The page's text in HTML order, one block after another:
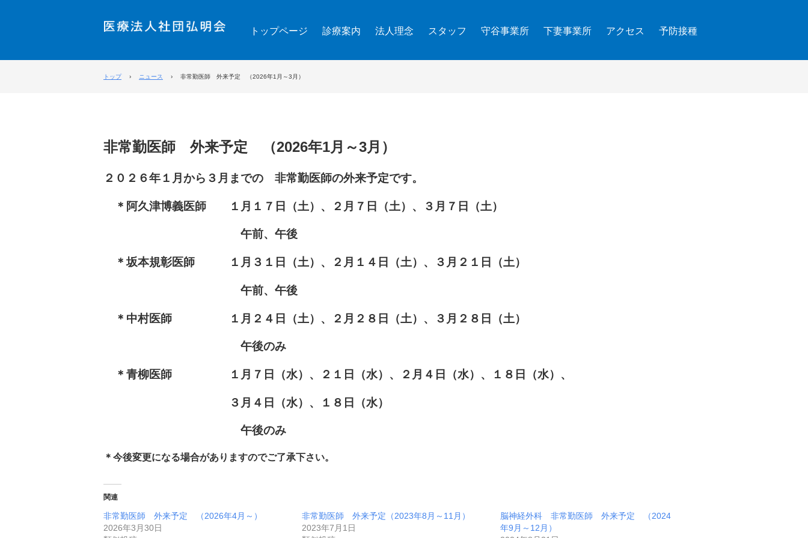
トップページ 診療案内 法人理念 スタッフ 守谷事業所 下妻事業所 アクセス 予防接種
トップ › ニュース › 非常勤医師 外来予定 （2026年1月～3月）
非常勤医師 外来予定 （2026年1月～3月）
２０２６年１ 月から３月までの 非常勤医師の外来予定です。
＊阿久津博義医師 １ 月１７日（土）、２月７日（土）、３ 月７日（土）
午前、午後
＊坂本規彰医師 １月３１日（土）、２月１４日（土）、３月２１日（土）
午前、午後
＊ 中村医師 １月２４日（土）、２月２８日（土）、３月２８日（土）
午後のみ
＊青柳医師 １月７日（水）、２１日（水）、２月４日（水）、１８日（水）、
３月４日（水）、１８日（水）
午後のみ
＊今後変更になる場合がありますのでご了承下さい。
関連
非常勤医師 外来予定 （2026年4月～）
2026年3月30日
非常勤医師 外来予定（2023年8月～11月）
2023年7月1日
脳神経外科 非常勤医師 外来予定 （2024
年9月～12月）